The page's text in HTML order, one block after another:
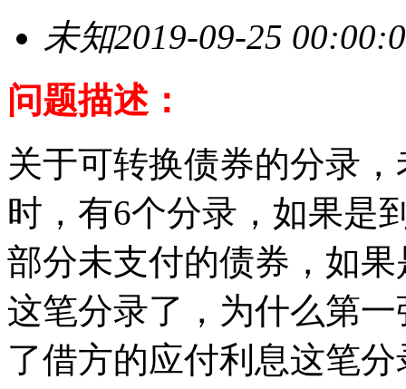
未知2019-09-25
问题描述：
关于可转换债券的分录
时，有6个分录，如果是
部分未支付的债券，如
这笔分录了，为什么第
了借方的应付利息这笔分